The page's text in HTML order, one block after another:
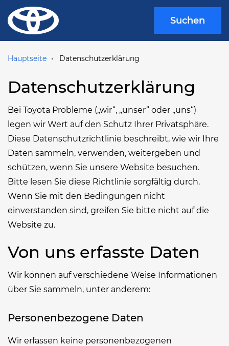
Suchen
Hauptseite Datenschutzerklärung
Datenschutzerklärung
Bei Toyota Probleme („wir“, „unser“ oder „uns“)
legen wir Wert auf den Schutz Ihrer Privatsphäre.
Diese Datenschutzrichtlinie beschreibt, wie wir Ihre
Daten sammeln, verwenden, weitergeben und
schützen, wenn Sie unsere Website besuchen.
Bitte lesen Sie diese Richtlinie sorgfältig durch.
Wenn Sie mit den Bedingungen nicht
einverstanden sind, greifen Sie bitte nicht auf die
Website zu.
Von uns erfasste Daten
Wir können auf verschiedene Weise Informationen
über Sie sammeln, unter anderem:
Personenbezogene Daten
Wir erfassen keine personenbezogenen